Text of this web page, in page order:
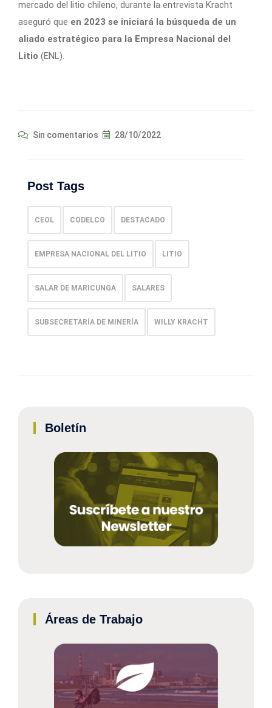
mercado del litio chileno, durante la entrevista Kracht
aseguró que en 2023 se iniciará la búsqueda de un
aliado estratégico para la Empresa Nacional del
Litio (ENL).
Sin comentarios 28/10/2022
Post Tags
CEOL CODELCO DESTACADO
EMPRESA NACIONAL DEL LITIO LITIO
SALAR DE MARICUNGA SALARES
SUBSECRETARÍA DE MINERÍA WILLY KRACHT
Boletín
Áreas de Trabajo